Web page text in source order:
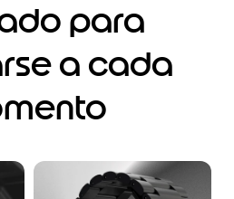
para
a cada